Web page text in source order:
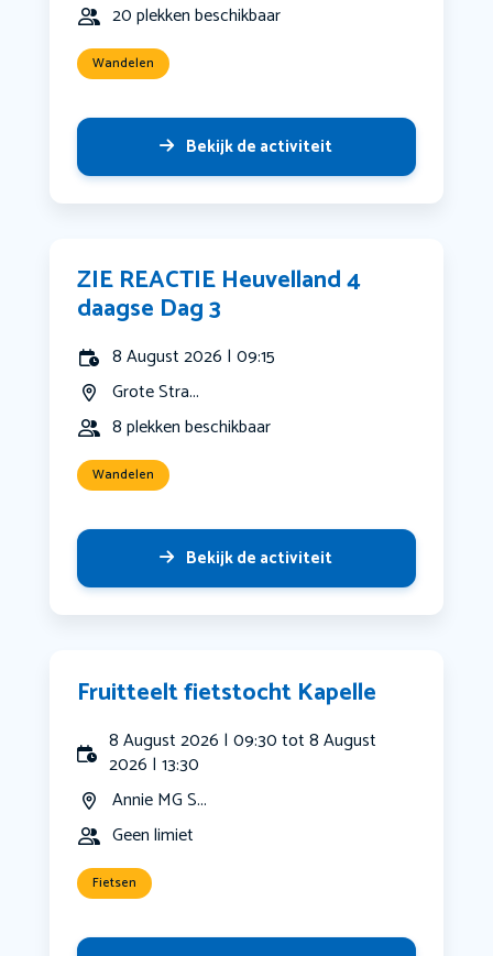
20 plekken beschikbaar
Wandelen
Bekijk de activiteit
ZIE REACTIE Heuvelland 4
daagse Dag 3
8 August 2026 | 09:15
Grote Stra...
8 plekken beschikbaar
Wandelen
Bekijk de activiteit
Fruitteelt fietstocht Kapelle
8 August 2026 | 09:30 tot 8 August
2026 | 13:30
Annie MG S...
Geen limiet
Fietsen